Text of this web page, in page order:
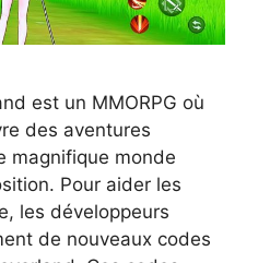
est un MMORPG où
des aventures
magnifique monde
Pour aider les
les développeurs
de nouveaux codes